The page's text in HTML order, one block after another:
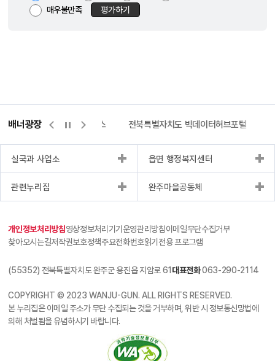
매우불만족
평가하기
배너광장
량바로처리센터 위택스 전북특별자치도 빅데이터허브포털
실국과 사업소 읍면 행정복지센터
관련누리집 완주마을공동체
개인정보처리방침영상정보처리기기운영관리방침이메일무단수집거부
찾아오시는길저작권보호정책주요전화번호읽기전용 프로그램
(55352) 전북특별자치도 완주군 용진읍 지암로 61대표전화063-290-2114
COPYRIGHT © 2023 WANJU-GUN. ALL RIGHTS RESERVED.
본 누리집은 이메일 주소가 무단 수집되는 것을 거부하며, 위반 시 정보통신망법에
의해 처벌됨을 유념하시기 바랍니다.